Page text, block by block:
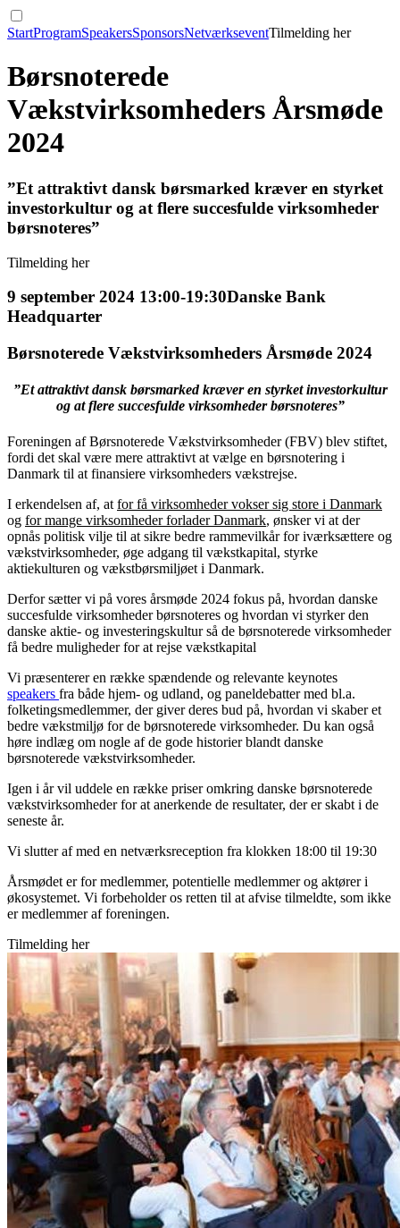
StartProgramSpeakersSponsorsNetværkseventTilmelding her
Børsnoterede
Vækstvirksomheders Årsmøde
2024
”Et attraktivt dansk børsmarked kræver en styrket
investorkultur og at flere succesfulde virksomheder
børsnoteres”
Tilmelding her
9 september 2024 13:00-19:30Danske Bank
Headquarter
Børsnoterede Vækstvirksomheders Årsmøde 2024
”Et attraktivt dansk børsmarked kræver en styrket investorkultur
og at flere succesfulde virksomheder børsnoteres”
Foreningen af Børsnoterede Vækstvirksomheder (FBV) blev stiftet,
fordi det skal være mere attraktivt at vælge en børsnotering i
Danmark til at finansiere virksomheders vækstrejse.
I erkendelsen af, at for få virksomheder vokser sig store i Danmark
og for mange virksomheder forlader Danmark, ønsker vi at der
opnås politisk vilje til at sikre bedre rammevilkår for iværksættere og
vækstvirksomheder, øge adgang til vækstkapital, styrke
aktiekulturen og vækstbørsmiljøet i Danmark.
Derfor sætter vi på vores årsmøde 2024 fokus på, hvordan danske
succesfulde virksomheder børsnoteres og hvordan vi styrker den
danske aktie- og investeringskultur så de børsnoterede virksomheder
få bedre muligheder for at rejse vækstkapital
Vi præsenterer en række spændende og relevante keynotes
speakers fra både hjem- og udland, og paneldebatter med bl.a.
folketingsmedlemmer, der giver deres bud på, hvordan vi skaber et
bedre vækstmiljø for de børsnoterede virksomheder. Du kan også
høre indlæg om nogle af de gode historier blandt danske
børsnoterede vækstvirksomheder.
Igen i år vil uddele en række priser omkring danske børsnoterede
vækstvirksomheder for at anerkende de resultater, der er skabt i de
seneste år.
Vi slutter af med en netværksreception fra klokken 18:00 til 19:30
Årsmødet er for medlemmer, potentielle medlemmer og aktører i
økosystemet. Vi forbeholder os retten til at afvise tilmeldte, som ikke
er medlemmer af foreningen.
Tilmelding her